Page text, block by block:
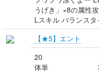
うげき」×8の属性
Lスキル バランス
【★5】エント
20
体単